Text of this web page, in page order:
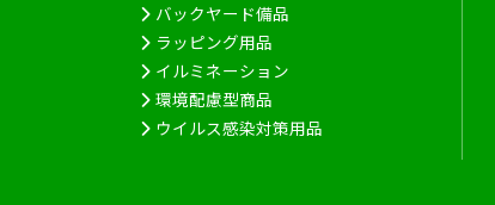
バックヤード備品
ラッピング用品
イルミネーション
環境配慮型商品
ウイルス感染対策用品